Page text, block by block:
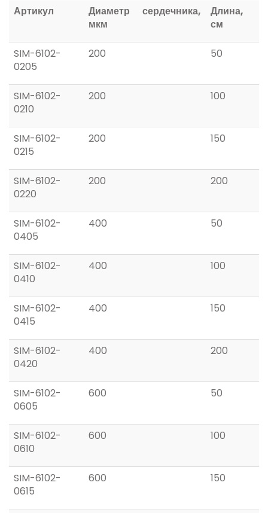
Артикул
Диаметр сердечника,
мкм
Длина,
см
SIM-6102-
0205
200 50
SIM-6102-
0210
200 100
SIM-6102-
0215
200 150
SIM-6102-
0220
200 200
SIM-6102-
0405
400 50
SIM-6102-
0410
400 100
SIM-6102-
0415
400 150
SIM-6102-
0420
400 200
SIM-6102-
0605
600 50
SIM-6102-
0610
600 100
SIM-6102-
0615
600 150